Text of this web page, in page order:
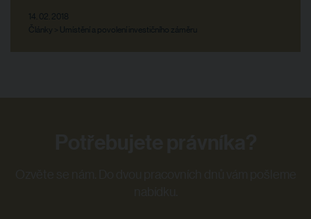
14. 02. 2018
Články > Umístění a povolení investičního záměru